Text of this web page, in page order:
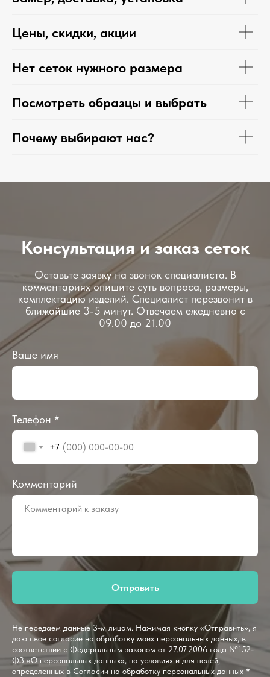
Цены, скидки, акции
Нет сеток нужного размера
Посмотреть образцы и выбрать
Почему выбирают нас?
Консультация и заказ сеток
Оставьте заявку на звонок специалиста. В
комментариях опишите суть вопроса, размеры,
комплектацию изделий. Специалист перезвонит в
ближайшие 3-5 минут. Отвечаем ежедневно с
09.00 до 21.00
Ваше имя
Телефон *
+7
Комментарий
Отправить
Не передаем данные 3-м лицам. Нажимая кнопку «Отправить», я
даю свое согласие на обработку моих персональных данных, в
соответствии с Федеральным законом от 27.07.2006 года №152-
ФЗ «О персональных данных», на условиях и для целей,
определенных в Согласии на обработку персональных данных *